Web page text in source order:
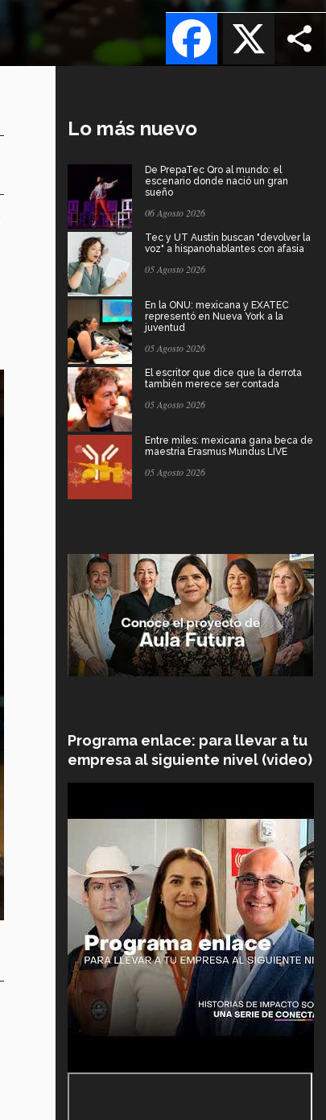
X
Facebook
Lo más nuevo
De PrepaTec Qro al mundo: el
escenario donde nació un gran
sueño
06 Agosto 2026
Tec y UT Austin buscan "devolver la
voz" a hispanohablantes con afasia
05 Agosto 2026
En la ONU: mexicana y EXATEC
representó en Nueva York a la
juventud
05 Agosto 2026
El escritor que dice que la derrota
también merece ser contada
05 Agosto 2026
Entre miles: mexicana gana beca de
maestría Erasmus Mundus LIVE
05 Agosto 2026
Programa enlace: para llevar a tu
empresa al siguiente nivel (video)